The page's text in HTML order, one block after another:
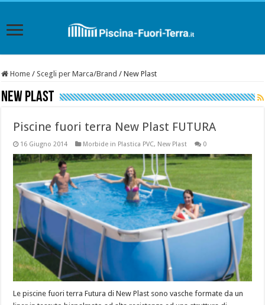
Home / Scegli per Marca/Brand / New Plast
New Plast
Piscine fuori terra New Plast FUTURA
16 Giugno 2014 Morbide in Plastica PVC, New Plast 0
Le piscine fuori terra Futura di New Plast sono vasche formate da un